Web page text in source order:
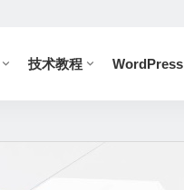
技术教程 WordPress